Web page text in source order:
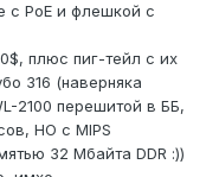
с РоЕ и флешкой с
плюс пиг-тейл с их
316 (наверняка
2100 перешитой в ББ,
НО с MIPS
32 Мбайта DDR :))